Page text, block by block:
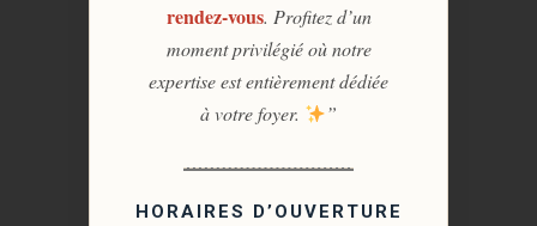
rendez-vous. Profitez d’un
moment privilégié où notre
expertise est entièrement dédiée
à votre foyer.
”
HORAIRES D’OUVERTURE